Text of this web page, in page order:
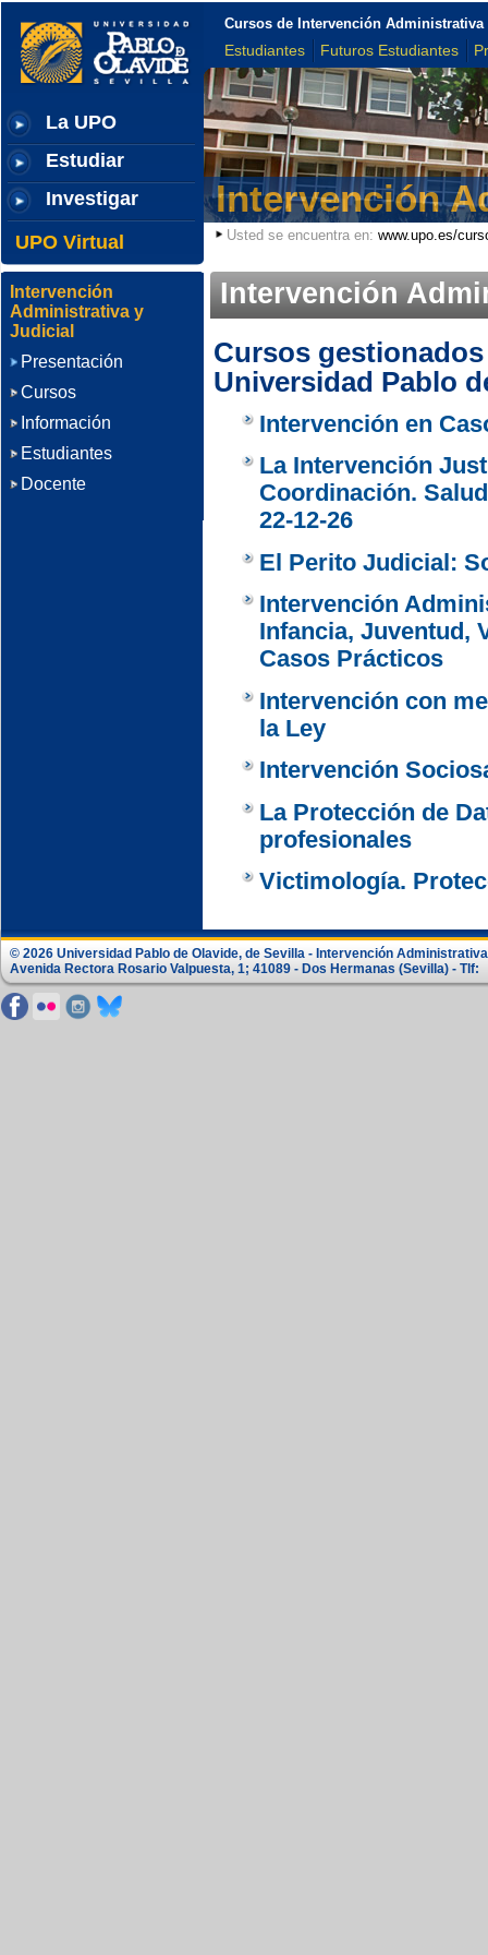
La UPO
Estudiar
Investigar
UPO Virtual
Cursos de Intervención
Estudiantes Futuros Estudiantes
Intervención
Usted se encuentra en: www.upo.es/
Intervención
Cursos
Universidad Pablo
Intervención en
La Intervención
Coordinación.
22-12-26
El Perito Judicial:
Intervención
Infancia, Juventud,
Casos Prácticos
Intervención con
la Ley
Intervención
La Protección de
profesionales
Victimología.
Intervención
Administrativa y
Judicial
Presentación
Cursos
Información
Estudiantes
Docente
© 2026 Universidad Pablo de Olavide, de Sevilla - Intervención
Avenida Rectora Rosario Valpuesta, 1; 41089 - Dos Hermanas (Sevilla) - Tlf: